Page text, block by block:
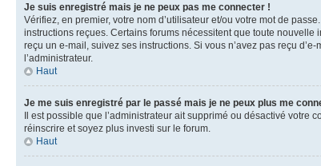
Je suis enregistré mais je ne peux pas me connecter !
Vérifiez, en premier, votre nom d’utilisateur et/ou votre mot de
instructions reçues. Certains forums nécessitent que toute
reçu un e-mail, suivez ses instructions. Si vous n’avez pas reçu
l’administrateur.
Haut
Je me suis enregistré par le passé mais je ne peux plus me
Il est possible que l’administrateur ait supprimé ou désactivé votre
réinscrire et soyez plus investi sur le forum.
Haut